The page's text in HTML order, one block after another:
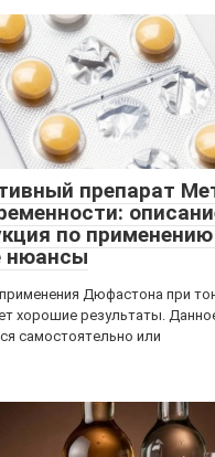
препарат
по
нюансы
Дюфастона при
хорошие результаты.
самостоятельно или